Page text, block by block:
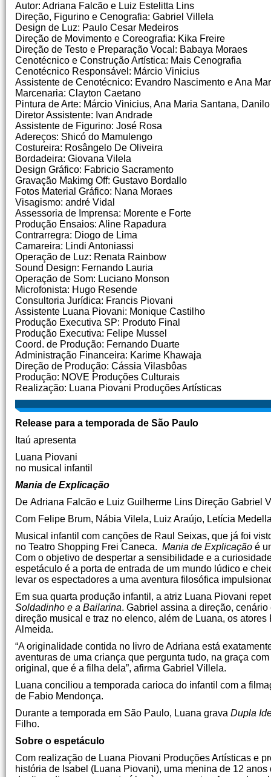
Autor: Adriana Falcão e Luiz Estelitta Lins
Direção, Figurino e Cenografia: Gabriel Villela
Design de Luz: Paulo Cesar Medeiros
Direção de Movimento e Coreografia: Kika Freire
Direção de Testo e Preparação Vocal: Babaya Moraes
Cenotécnico e Construção Artística: Mais Cenografia
Cenotécnico Responsável: Márcio Vinicius
Assistente de Cenotécnico: Evandro Nascimento e Ana
Marcenaria: Clayton Caetano
Pintura de Arte: Márcio Vinicius, Ana Maria Santana,
Diretor Assistente: Ivan Andrade
Assistente de Figurino: José Rosa
Adereços: Shicó do Mamulengo
Costureira: Rosângelo De Oliveira
Bordadeira: Giovana Vilela
Design Gráfico: Fabricio Sacramento
Gravação Makimg Off: Gustavo Bordallo
Fotos Material Gráfico: Nana Moraes
Visagismo: andré Vidal
Assessoria de Imprensa: Morente e Forte
Produção Ensaios: Aline Rapadura
Contrarregra: Diogo de Lima
Camareira: Lindi Antoniassi
Operação de Luz: Renata Rainbow
Sound Design: Fernando Lauria
Operação de Som: Luciano Monson
Microfonista: Hugo Resende
Consultoria Jurídica: Francis Piovani
Assistente Luana Piovani: Monique Castilho
Produção Executiva SP: Produto Final
Produção Executiva: Felipe Mussel
Coord. de Produção: Fernando Duarte
Administração Financeira: Karime Khawaja
Direção de Produção: Cássia Vilasbôas
Produção: NOVE Produções Culturais
Realização: Luana Piovani Produções Artísticas
Release para a temporada de São Paulo
Itaú apresenta
Luana Piovani
no musical infantil
Mania de Explicação
De Adriana Falcão e Luiz Guilherme Lins Direção Gabriel
Com Felipe Brum, Nábia Vilela, Luiz Araújo, Letícia
Musical infantil com canções de Raul Seixas, que já foi
no Teatro Shopping Frei Caneca. Mania de Explicação é
Com o objetivo de despertar a sensibilidade e a
espetáculo é a porta de entrada de um mundo lúdico e
levar os espectadores a uma aventura filosófica
Em sua quarta produção infantil, a atriz Luana Piovani
Soldadinho e a Bailarina. Gabriel assina a direção,
direção musical e traz no elenco, além de Luana, os
Almeida.
“A originalidade contida no livro de Adriana está
aventuras de uma criança que pergunta tudo, na graça
original, que é a filha dela”, afirma Gabriel Villela.
Luana conciliou a temporada carioca do infantil com a
de Fabio Mendonça.
Durante a temporada em São Paulo, Luana grava Dupla
Filho.
Sobre o espetáculo
Com realização de Luana Piovani Produções Artísticas e
história de Isabel (Luana Piovani), uma menina de 12